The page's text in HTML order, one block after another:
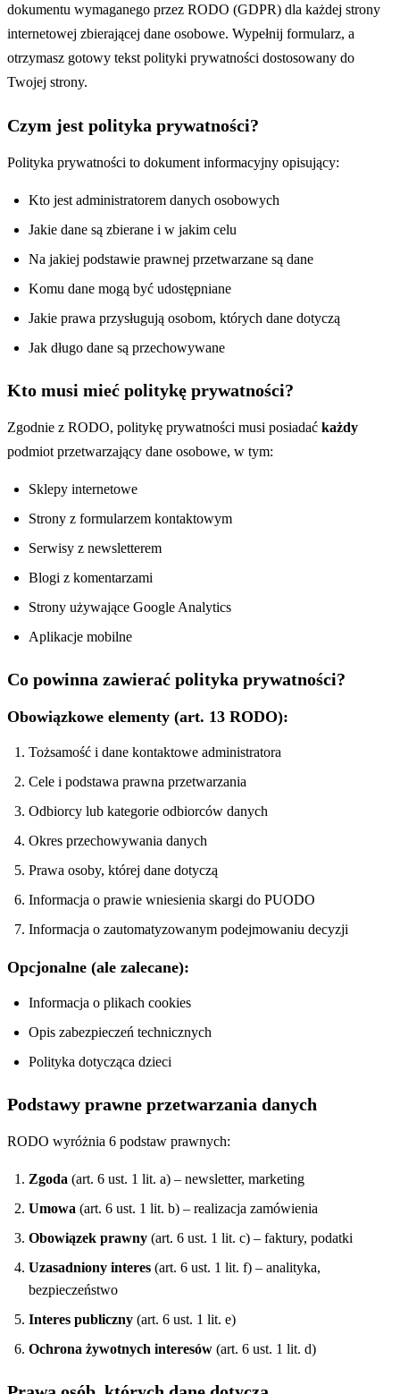
dokumentu wymaganego przez RODO (GDPR) dla każdej strony
internetowej zbierającej dane osobowe. Wypełnij formularz, a
otrzymasz gotowy tekst polityki prywatności dostosowany do
Twojej strony.
Czym jest polityka prywatności?
Polityka prywatności to dokument informacyjny opisujący:
Kto jest administratorem danych osobowych
Jakie dane są zbierane i w jakim celu
Na jakiej podstawie prawnej przetwarzane są dane
Komu dane mogą być udostępniane
Jakie prawa przysługują osobom, których dane dotyczą
Jak długo dane są przechowywane
Kto musi mieć politykę prywatności?
Zgodnie z RODO, politykę prywatności musi posiadać każdy
podmiot przetwarzający dane osobowe, w tym:
Sklepy internetowe
Strony z formularzem kontaktowym
Serwisy z newsletterem
Blogi z komentarzami
Strony używające Google Analytics
Aplikacje mobilne
Co powinna zawierać polityka prywatności?
Obowiązkowe elementy (art. 13 RODO):
Tożsamość i dane kontaktowe administratora
Cele i podstawa prawna przetwarzania
Odbiorcy lub kategorie odbiorców danych
Okres przechowywania danych
Prawa osoby, której dane dotyczą
Informacja o prawie wniesienia skargi do PUODO
Informacja o zautomatyzowanym podejmowaniu decyzji
Opcjonalne (ale zalecane):
Informacja o plikach cookies
Opis zabezpieczeń technicznych
Polityka dotycząca dzieci
Podstawy prawne przetwarzania danych
RODO wyróżnia 6 podstaw prawnych:
Zgoda (art. 6 ust. 1 lit. a) – newsletter, marketing
Umowa (art. 6 ust. 1 lit. b) – realizacja zamówienia
Obowiązek prawny (art. 6 ust. 1 lit. c) – faktury, podatki
Uzasadniony interes (art. 6 ust. 1 lit. f) – analityka,
bezpieczeństwo
Interes publiczny (art. 6 ust. 1 lit. e)
Ochrona żywotnych interesów (art. 6 ust. 1 lit. d)